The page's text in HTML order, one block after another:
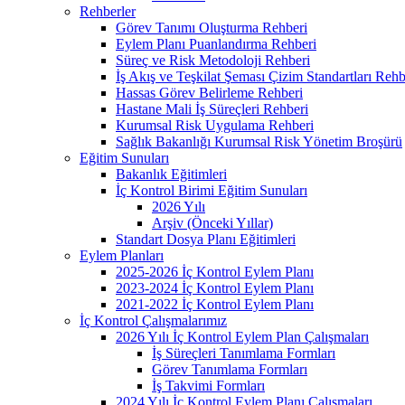
Rehberler
Görev Tanımı Oluşturma Rehberi
Eylem Planı Puanlandırma Rehberi
Süreç ve Risk Metodoloji Rehberi
İş Akış ve Teşkilat Şeması Çizim Standartları
Hassas Görev Belirleme Rehberi
Hastane Mali İş Süreçleri Rehberi
Kurumsal Risk Uygulama Rehberi
Sağlık Bakanlığı Kurumsal Risk Yönetim Broşürü
Eğitim Sunuları
Bakanlık Eğitimleri
İç Kontrol Birimi Eğitim Sunuları
2026 Yılı
Arşiv (Önceki Yıllar)
Standart Dosya Planı Eğitimleri
Eylem Planları
2025-2026 İç Kontrol Eylem Planı
2023-2024 İç Kontrol Eylem Planı
2021-2022 İç Kontrol Eylem Planı
İç Kontrol Çalışmalarımız
2026 Yılı İç Kontrol Eylem Plan Çalışmaları
İş Süreçleri Tanımlama Formları
Görev Tanımlama Formları
İş Takvimi Formları
2024 Yılı İç Kontrol Eylem Planı Çalışmaları